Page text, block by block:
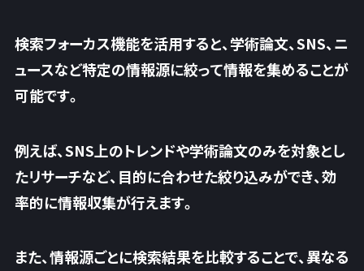
検索フォーカス機能を活用すると、学術論文、SNS、ニ
ュースなど特定の情報源に絞って情報を集めることが
可能です。
例えば、SNS上のトレンドや学術論文のみを対象とし
たリサーチなど、目的に合わせた絞り込みができ、効
率的に情報収集が行えます。
また、情報源ごとに検索結果を比較することで、異なる